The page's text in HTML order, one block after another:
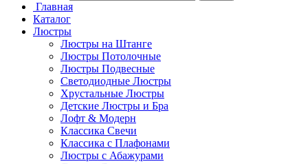
Главная
Каталог
Люстры
Люстры на Штанге
Люстры Потолочные
Люстры Подвесные
Светодиодные Люстры
Хрустальные Люстры
Детские Люстры и Бра
Лофт & Модерн
Классика Свечи
Классика с Плафонами
Люстры с Абажурами